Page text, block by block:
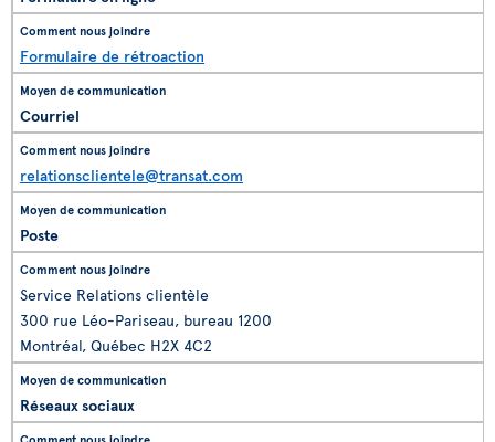
Formulaire de rétroaction
Courriel
relationsclientele@transat.com
Poste
Service Relations clientèle
300 rue Léo-Pariseau, bureau 1200
Montréal, Québec H2X 4C2
Réseaux sociaux